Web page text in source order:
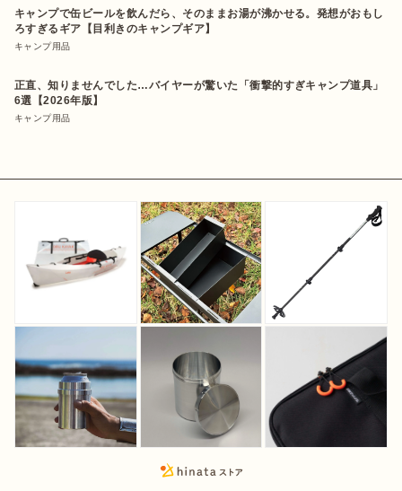
キャンプで缶ビールを飲んだら、そのままお湯が沸かせる。発想がおもし
ろすぎるギア【目利きのキャンプギア】
キャンプ用品
正直、知りませんでした…バイヤーが驚いた「衝撃的すぎキャンプ道具」
6選【2026年版】
キャンプ用品